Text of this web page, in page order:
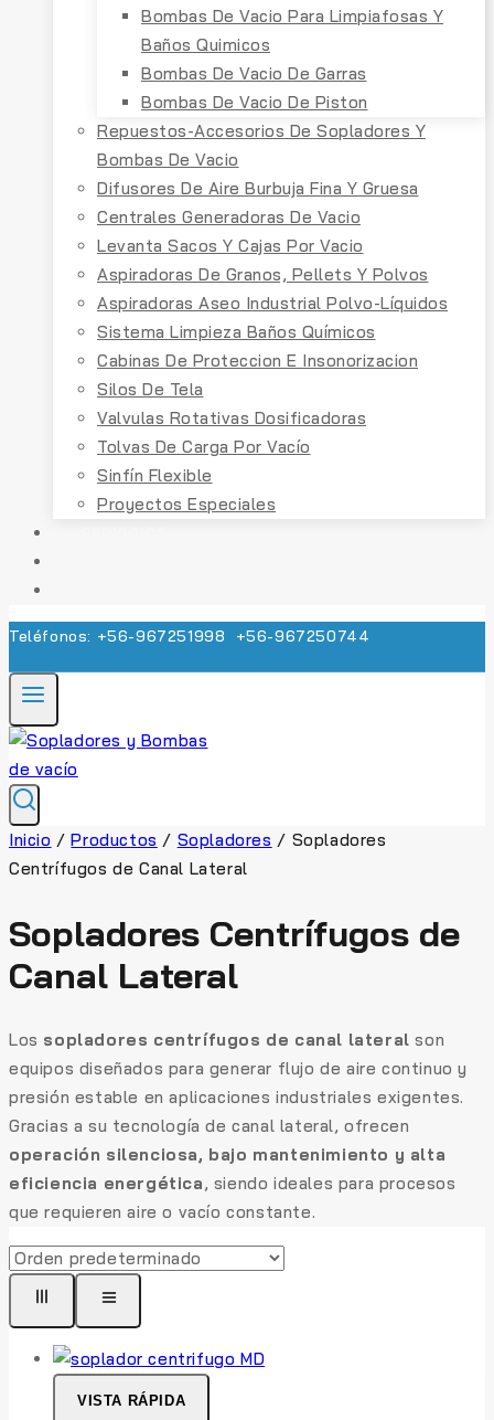
Bombas De Vacio Para Limpiafosas Y
Baños Quimicos
Bombas De Vacio De Garras
Bombas De Vacio De Piston
Repuestos-Accesorios De Sopladores Y
Bombas De Vacio
Difusores De Aire Burbuja Fina Y Gruesa
Centrales Generadoras De Vacio
Levanta Sacos Y Cajas Por Vacio
Aspiradoras De Granos, Pellets Y Polvos
Aspiradoras Aseo Industrial Polvo-Líquidos
Sistema Limpieza Baños Químicos
Cabinas De Proteccion E Insonorizacion
Silos De Tela
Valvulas Rotativas Dosificadoras
Tolvas De Carga Por Vacío
Sinfín Flexible
Proyectos Especiales
Teléfonos: +56-967251998 +56-967250744
Inicio / Productos / Sopladores / Sopladores
Centrífugos de Canal Lateral
Sopladores Centrífugos de
Canal Lateral
Los sopladores centrífugos de canal lateral son
equipos diseñados para generar flujo de aire continuo y
presión estable en aplicaciones industriales exigentes.
Gracias a su tecnología de canal lateral, ofrecen
operación silenciosa, bajo mantenimiento y alta
eficiencia energética, siendo ideales para procesos
que requieren aire o vacío constante.
VISTA RÁPIDA